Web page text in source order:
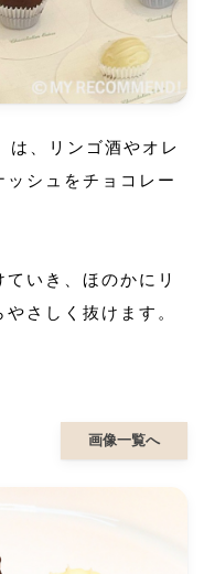
は、リンゴ酒やオレ
シュをチョコレー
いき、ほのかにリ
さしく抜けます。
画像一覧へ